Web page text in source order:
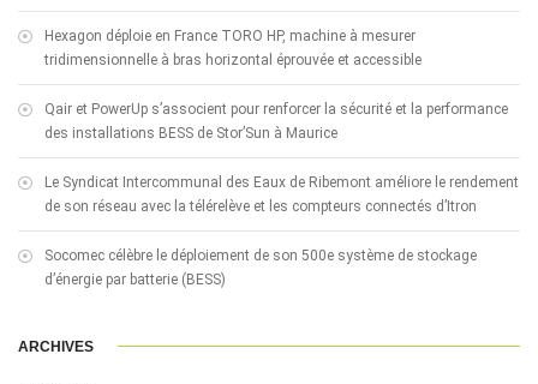
Hexagon déploie en France TORO HP, machine à mesurer
tridimensionnelle à bras horizontal éprouvée et accessible
Qair et PowerUp s’associent pour renforcer la sécurité et la performance
des installations BESS de Stor’Sun à Maurice
Le Syndicat Intercommunal des Eaux de Ribemont améliore le rendement
de son réseau avec la télérelève et les compteurs connectés d’Itron
Socomec célèbre le déploiement de son 500e système de stockage
d’énergie par batterie (BESS)
ARCHIVES